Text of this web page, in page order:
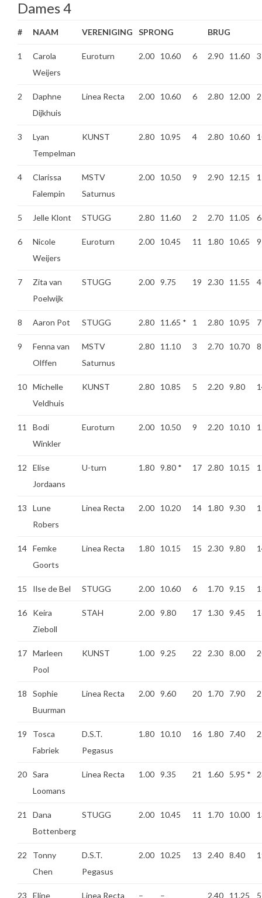
Dames 4
# NAAM VERENIGING SPRONG BRUG
1
Carola
Weijers
Euroturn 2.00 10.60 6 2.90 11.60 3
2
Daphne
Dijkhuis
Linea Recta 2.00 10.60 6 2.80 12.00 2
3
Lyan
Tempelman
KUNST 2.80 10.95 4 2.80 10.60
4
Clarissa
Falempin
MSTV
Saturnus
2.00 10.50 9 2.90 12.15 1
5 Jelle Klont STUGG 2.80 11.60 2 2.70 11.05 6
6
Nicole
Weijers
Euroturn 2.00 10.45 11 1.80 10.65 9
7
Zita van
Poelwijk
STUGG 2.00 9.75 19 2.30 11.55 4
8 Aaron Pot STUGG 2.80 11.65 * 1 2.80 10.95 7
9
Fenna van
Olffen
MSTV
Saturnus
2.80 11.10 3 2.70 10.70 8
10 Michelle
Veldhuis
KUNST 2.80 10.85 5 2.20 9.80
11
Bodi
Winkler
Euroturn 2.00 10.50 9 2.20 10.10
12
Elise
Jordaans
U-turn 1.80 9.80 * 17 2.80 10.15
13
Lune
Robers
Linea Recta 2.00 10.20 14 1.80 9.30
14 Femke
Goorts
Linea Recta 1.80 10.15 15 2.30 9.80
15 Ilse de Bel STUGG 2.00 10.60 6 1.70 9.15
16
Keira
Zieboll
STAH 2.00 9.80 17 1.30 9.45
17 Marleen
Pool
KUNST 1.00 9.25 22 2.30 8.00
18
Sophie
Buurman
Linea Recta 2.00 9.60 20 1.70 7.90
19
Tosca
Fabriek
D.S.T.
Pegasus
1.80 10.10 16 1.80 7.40
20 Sara
Loomans
Linea Recta 1.00 9.35 21 1.60 5.95 *
21
Dana
Bottenberg
STUGG 2.00 10.45 11 1.70 10.00
22
Tonny
Chen
D.S.T.
Pegasus
2.00 10.25 13 2.40 8.40
23
Eline
Linea Recta – – 2.40 11.25 5